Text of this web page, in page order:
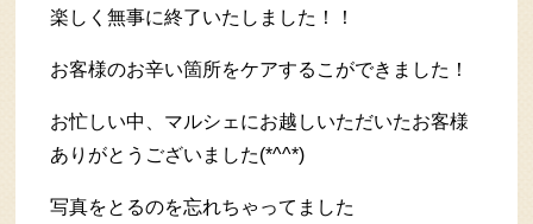
楽しく無事に終了いたしました！！
お客様のお辛い箇所をケアするこができました！
お忙しい中、マルシェにお越しいただいたお客様
ありがとうございました(*^^*)
写真をとるのを忘れちゃってました